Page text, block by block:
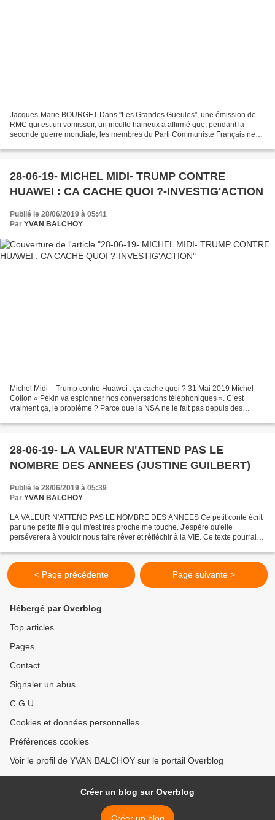
Jacques-Marie BOURGET Dans "Les Grandes Gueules", une émission de
RMC qui est un vomissoir, un inculte haineux a affirmé que, pendant la
seconde guerre mondiale, les membres du Parti Communiste Français ne
28-06-19- MICHEL MIDI- TRUMP CONTRE
HUAWEI : CA CACHE QUOI ?-INVESTIG'ACTION
Publié le 28/06/2019 à 05:41
Par YVAN BALCHOY
Michel Midi – Trump contre Huawei : ça cache quoi ? 31 Mai 2019 Michel
Collon « Pékin va espionner nos conversations téléphoniques ». C’est
vraiment ça, le problème ? Parce que la NSA ne le fait pas depuis des
28-06-19- LA VALEUR N'ATTEND PAS LE
NOMBRE DES ANNEES (JUSTINE GUILBERT)
Publié le 28/06/2019 à 05:39
Par YVAN BALCHOY
LA VALEUR N'ATTEND PAS LE NOMBRE DES ANNEES Ce petit conte écrit
par une petite fille qui m'est très proche me touche. J'espère qu'elle
perséverera à vouloir nous faire rêver et réfléchir à la VIE. Ce texte pourrait
< Page précédente Page suivante >
Hébergé par Overblog
Top articles
Pages
Contact
Signaler un abus
C.G.U.
Cookies et données personnelles
Préférences cookies
Voir le profil de YVAN BALCHOY sur le portail Overblog
Créer un blog sur Overblog